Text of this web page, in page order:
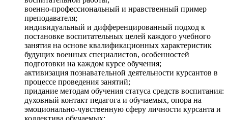
военно-профессиональный и нравственный пример
преподавателя;
индивидуальный и дифференцированный подход к
постановке воспитательных целей каждого учебного
занятия на основе квалификационных характеристик
будущих военных специалистов, особенностей
подготовки на каждом курсе обучения;
активизация познавательной деятельности курсантов в
процессе проведения занятий;
придание методам обучения статуса средств воспитания:
духовный контакт педагога и обучаемых, опора на
эмоционально-чувственную сферу личности курсанта и
коллектива обучаемых;